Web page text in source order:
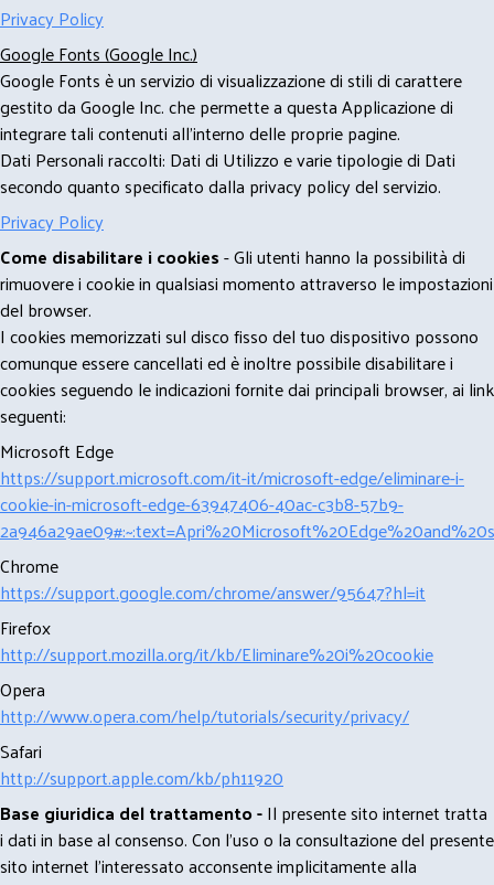
Privacy Policy
Google Fonts (Google Inc.)
Google Fonts è un servizio di visualizzazione di stili di carattere
gestito da Google Inc. che permette a questa Applicazione di
integrare tali contenuti all'interno delle proprie pagine.
Dati Personali raccolti: Dati di Utilizzo e varie tipologie di Dati
secondo quanto specificato dalla privacy policy del servizio.
Privacy Policy
Come disabilitare i cookies- Gli utenti hanno la possibilità di
rimuovere i cookie in qualsiasi momento attraverso le impostazioni
del browser.
I cookies memorizzati sul disco fisso del tuo dispositivo possono
comunque essere cancellati ed è inoltre possibile disabilitare i
cookies seguendo le indicazioni fornite dai principali browser, ai link
seguenti:
Microsoft Edge
https://support.microsoft.com/it-it/microsoft-edge/eliminare-i-
cookie-in-microsoft-edge-63947406-40ac-c3b8-57b9-
Chrome
https://support.google.com/chrome/answer/95647?hl=it
Firefox
http://support.mozilla.org/it/kb/Eliminare%20i%20cookie
Opera
http://www.opera.com/help/tutorials/security/privacy/
Safari
http://support.apple.com/kb/ph11920
Base giuridica del trattamento -Il presente sito internet tratta
i dati in base al consenso. Con l'uso o la consultazione del presente
sito internet l’interessato acconsente implicitamente alla